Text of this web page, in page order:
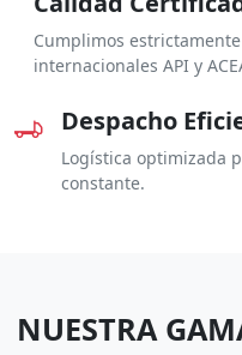
Cumplimos
internacionales API y
Despacho
Logística optimizada
constante.
NUESTRA